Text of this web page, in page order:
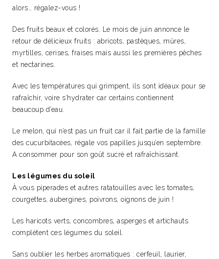
alors… régalez-vous !
Des fruits beaux et colorés.
Le mois de juin annonce le
retour de délicieux fruits : abricots, pastèques, mûres,
myrtilles, cerises, fraises mais aussi les premières pêches
et nectarines.
Avec les températures qui grimpent, ils sont idéaux pour se
rafraîchir, voire s’hydrater car certains contiennent
beaucoup d’eau.
Le melon, qui n’est pas un fruit car il fait partie de la famille
des cucurbitacées, régale vos papilles jusqu’en septembre.
A consommer pour son goût sucré et rafraîchissant.
Les légumes du soleil
À vous piperades et autres ratatouilles avec les tomates,
courgettes, aubergines, poivrons, oignons de juin !
Les haricots verts, concombres, asperges et artichauts
complètent ces légumes du soleil.
Sans oublier les herbes aromatiques : cerfeuil, laurier,